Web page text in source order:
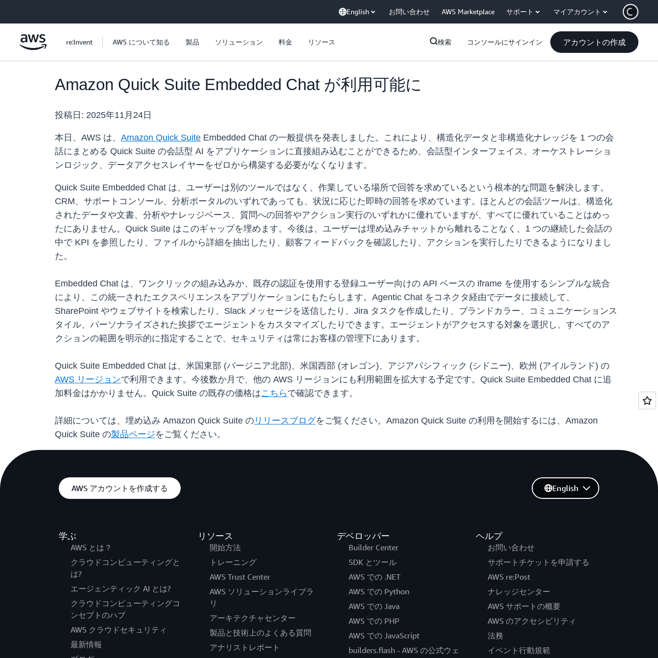
English お問い合わせ AWS Marketplace サポート マイアカウント
re:Invent AWS について知る 製品 ソリューション 料金 リソース 検索 コンソールにサインイン アカウントの作成
Amazon Quick Suite Embedded Chat が利用可能に
投稿日: 2025年11月24日
本日、AWS は、 Amazon Quick Suite Embedded Chat の一般提供を発表しました。これにより、構造化データと非構造化ナレッジを 1 つの会
話にまとめる Quick Suite の会話型 AI をアプリケーションに直接組み込むことができるため、会話型インターフェイス、オーケストレーショ
ンロジック、データアクセスレイヤーをゼロから構築する必要がなくなります。
Quick Suite Embedded Chat は、ユーザーは別のツールではなく、作業している場所で回答を求めているという根本的な問題を解決します。
CRM、サポートコンソール、分析ポータルのいずれであっても、状況に応じた即時の回答を求めています。ほとんどの会話ツールは、構造化
されたデータや文書、分析やナレッジベース、質問への回答やアクション実行のいずれかに優れていますが、すべてに優れていることはめっ
たにありません。Quick Suite はこのギャップを埋めます。今後は、ユーザーは埋め込みチャットから離れることなく、1 つの継続した会話の
中で KPI を参照したり、ファイルから詳細を抽出したり、顧客フィードバックを確認したり、アクションを実行したりできるようになりまし
た。
Embedded Chat は、ワンクリックの組み込みか、既存の認証を使用する登録ユーザー向けの API ベースの iframe を使用するシンプルな統合
により、この統一されたエクスペリエンスをアプリケーションにもたらします。Agentic Chat をコネクタ経由でデータに接続して、
SharePoint やウェブサイトを検索したり、Slack メッセージを送信したり、Jira タスクを作成したり、ブランドカラー、コミュニケーションス
タイル、パーソナライズされた挨拶でエージェントをカスタマイズしたりできます。エージェントがアクセスする対象を選択し、すべてのア
クションの範囲を明示的に指定することで、セキュリティは常にお客様の管理下にあります。
Quick Suite Embedded Chat は、米国東部 (バージニア北部)、米国西部 (オレゴン)、アジアパシフィック (シドニー)、欧州 (アイルランド) の
AWS リージョンで利用できます。今後数か月で、他の AWS リージョンにも利用範囲を拡大する予定です。Quick Suite Embedded Chat に追
加料金はかかりません。Quick Suite の既存の価格はこちらで確認できます。
詳細については、埋め込み Amazon Quick Suite の リリースブログをご覧ください。Amazon Quick Suite の利用を開始するには、Amazon
Quick Suite の製品ページをご覧ください。
AWS アカウントを作成する
学ぶ
AWS とは？
クラウドコンピューティングと
は?
エージェンティック AI とは?
クラウドコンピューティングコ
ンセプトのハブ
AWS クラウドセキュリティ
最新情報
リソース
開始方法
トレーニング
AWS Trust Center
AWS ソリューションライブラ
リ
アーキテクチャセンター
製品と技術上のよくある質問
アナリストレポート
デベロッパー
Builder Center
SDK とツール
AWS での .NET
AWS での Python
AWS での Java
AWS での PHP
AWS での JavaScript
builders.flash - AWS の公式ウェ
ヘルプ
お問い合わせ
サポートチケットを申請する
AWS re:Post
ナレッジセンター
AWS サポートの概要
AWS のアクセシビリティ
法務
イベント行動規範
English